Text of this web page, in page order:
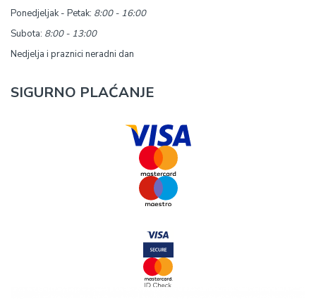
Ponedjeljak - Petak: 8:00 - 16:00
Subota: 8:00 - 13:00
Nedjelja i praznici neradni dan
SIGURNO PLAĆANJE